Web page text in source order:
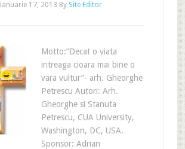
ianuarie 17, 2013 By Site Editor
Motto:”Decat o viata
intreaga cioara mai bine o
vara vultur”- arh. Gheorghe
Petrescu Autori: Arh.
Gheorghe si Stanuta
Petrescu, CUA University,
Washington, DC, USA.
Sponsor: Adrian